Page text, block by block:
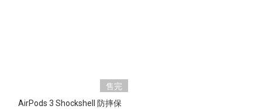
售完
AirPods 3 Shockshell 防摔保